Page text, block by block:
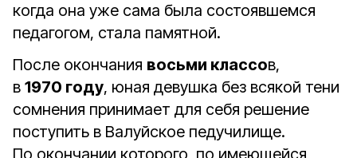
когда она уже сама была состоявшемся
педагогом, стала памятной.
После окончания восьми классов,
в 1970 году, юная девушка без всякой тени
сомнения принимает для себя решение
поступить в Валуйское педучилище.
По окончании которого, по имеющейся